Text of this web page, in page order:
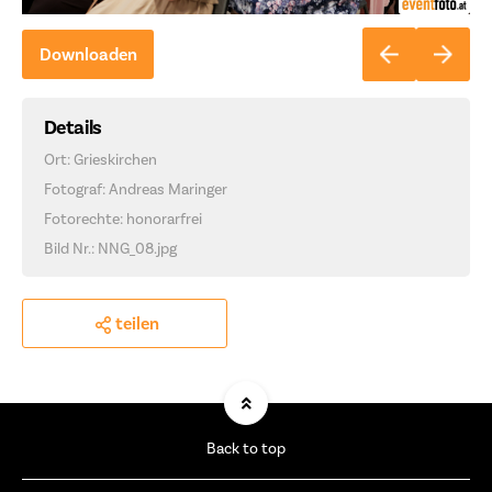
Downloaden
Details
Ort: Grieskirchen
Fotograf: Andreas Maringer
Fotorechte: honorarfrei
Bild Nr.: NNG_08.jpg
teilen
Back to top